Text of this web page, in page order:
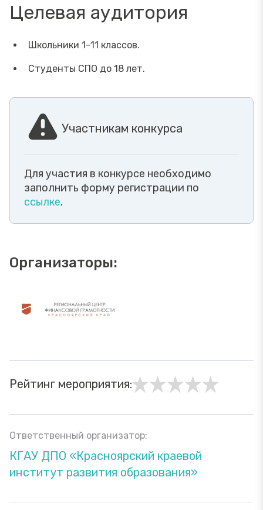
Целевая аудитория
Школьники 1–11 классов.
Студенты СПО до 18 лет.
Участникам конкурса
Для участия в конкурсе необходимо
заполнить форму регистрации по
ссылке.
Организаторы:
Рейтинг мероприятия:
Ответственный организатор:
КГАУ ДПО «Красноярский краевой
институт развития образования»